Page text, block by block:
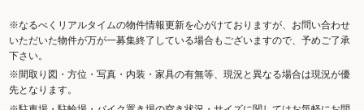
※なるべくリアルタイムの物件情報更新を心がけておりますが、お問い合わせ
いただいた物件が万が一募集終了している場合もございますので、予めご了承
下さい。
※間取り図・方位・写真・内装・家具の有無等、現況と異なる場合は現況が優
先となります。